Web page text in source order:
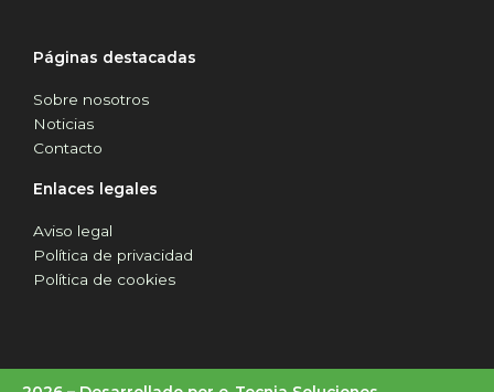
Páginas destacadas
Sobre nosotros
Noticias
Contacto
Enlaces legales
Aviso legal
Política de privacidad
Política de cookies